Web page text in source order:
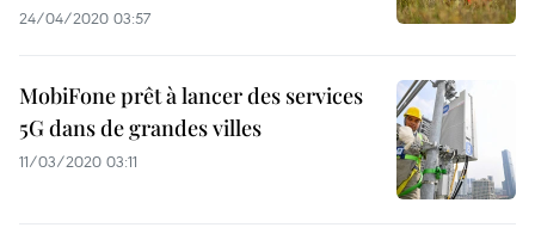
24/04/2020 03:57
MobiFone prêt à lancer des services
5G dans de grandes villes
11/03/2020 03:11